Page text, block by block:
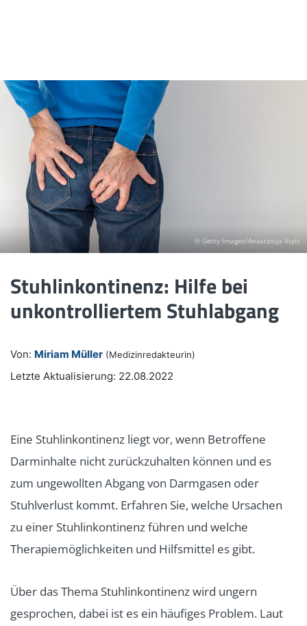
© Getty Images/Anastasija Vujic
Stuhlinkontinenz: Hilfe bei
unkontrolliertem Stuhlabgang
Von: Miriam Müller (Medizinredakteurin)
Letzte Aktualisierung: 22.08.2022
Eine Stuhlinkontinenz liegt vor, wenn Betroffene
Darminhalte nicht zurückzuhalten können und es
zum ungewollten Abgang von Darmgasen oder
Stuhlverlust kommt. Erfahren Sie, welche Ursachen
zu einer Stuhlinkontinenz führen und welche
Therapiemöglichkeiten und Hilfsmittel es gibt.
Über das Thema Stuhlinkontinenz wird ungern
gesprochen, dabei ist es ein häufiges Problem. Laut